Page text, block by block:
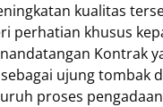
kualitas
perhatian khusus
Kontrak
ujung tombak
proses